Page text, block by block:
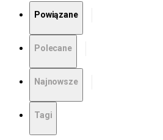
Powiązane
Polecane
Najnowsze
Tagi